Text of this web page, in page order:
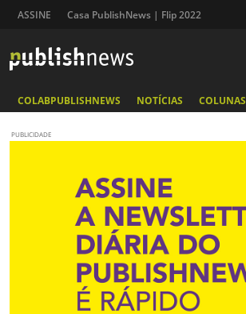
ASSINE Casa PublishNews | Flip 2022
COLABPUBLISHNEWS NOTÍCIAS COLUNAS
PUBLICIDADE